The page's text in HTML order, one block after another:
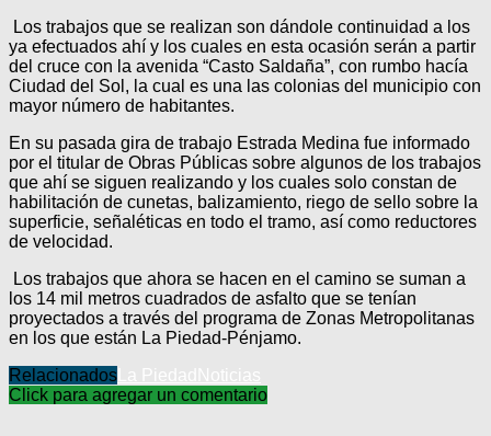
Los trabajos que se realizan son dándole continuidad a los
ya efectuados ahí y los cuales en esta ocasión serán a partir
del cruce con la avenida “Casto Saldaña”, con rumbo hacía
Ciudad del Sol, la cual es una las colonias del municipio con
mayor número de habitantes.
En su pasada gira de trabajo Estrada Medina fue informado
por el titular de Obras Públicas sobre algunos de los trabajos
que ahí se siguen realizando y los cuales solo constan de
habilitación de cunetas, balizamiento, riego de sello sobre la
superficie, señaléticas en todo el tramo, así como reductores
de velocidad.
Los trabajos que ahora se hacen en el camino se suman a
los 14 mil metros cuadrados de asfalto que se tenían
proyectados a través del programa de Zonas Metropolitanas
en los que están La Piedad-Pénjamo.
Relacionados
Click para agregar un comentario